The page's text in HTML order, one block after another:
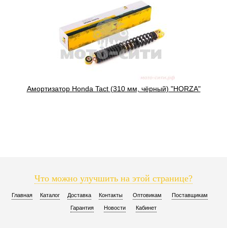
Амортизатор Honda Tact (310 мм, чёрный) "HORZA"
Что можно улучшить на этой странице?
Главная Каталог Доставка Контакты Оптовикам Поставщикам
Гарантия Новости Кабинет